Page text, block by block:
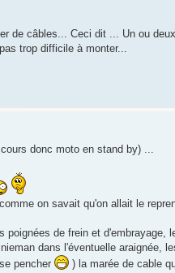
de câbles... Ceci dit ... Un ou
trop difficile à monter...
donc moto en stand by) ...
on savait qu'on allait le
de frein et d'embrayage,
dans l'éventuelle araignée,
pencher
) la marée de cable